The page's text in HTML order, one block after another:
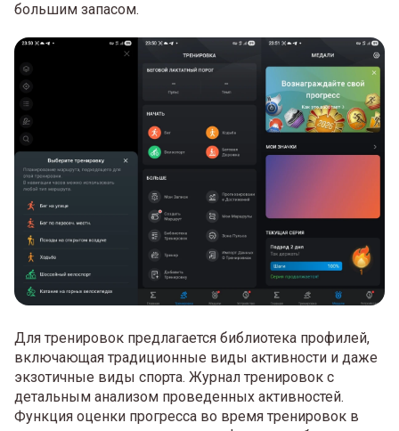
большим запасом.
Для тренировок предлагается библиотека профилей,
включающая традиционные виды активности и даже
экзотичные виды спорта. Журнал тренировок с
детальным анализом проведенных активностей.
Функция оценки прогресса во время тренировок в